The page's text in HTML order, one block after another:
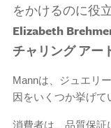
をかけるのに役
Elizabeth
チャリング アー
Mannは、ジュエリ
因をいくつか挙げて
消費者は、品質保証